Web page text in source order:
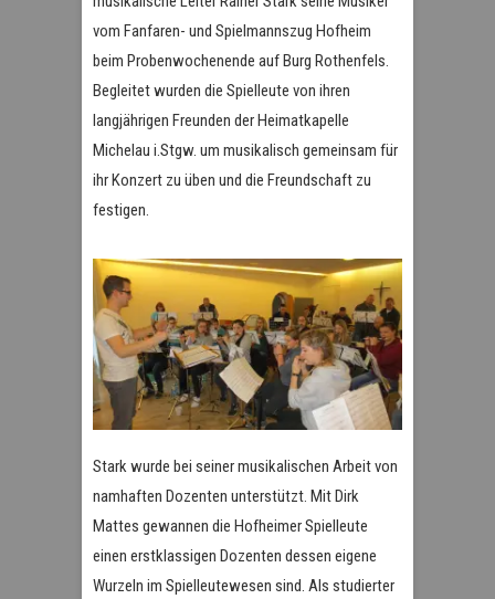
vom Fanfaren- und Spielmannszug Hofheim
beim Probenwochenende auf Burg Rothenfels.
Begleitet wurden die Spielleute von ihren
langjährigen Freunden der Heimatkapelle
Michelau i.Stgw. um musikalisch gemeinsam für
ihr Konzert zu üben und die Freundschaft zu
festigen.
Stark wurde bei seiner musikalischen Arbeit von
namhaften Dozenten unterstützt. Mit Dirk
Mattes gewannen die Hofheimer Spielleute
einen erstklassigen Dozenten dessen eigene
Wurzeln im Spielleutewesen sind. Als studierter